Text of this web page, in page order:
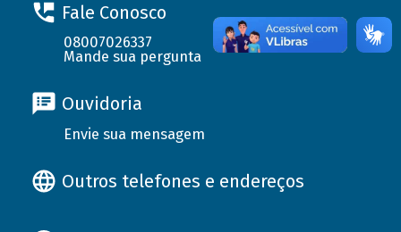
Fale Conosco
08007026337
Mande sua pergunta
Ouvidoria
Envie sua mensagem
Outros telefones e endereços